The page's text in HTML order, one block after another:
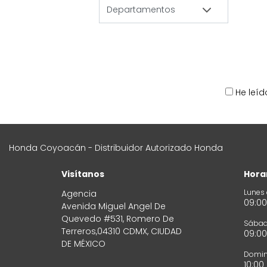
He
Honda Coyoacán - Distribuidor Autorizado Honda
Visítanos
Agencia
Avenida Miguel Angel De
Quevedo #531, Romero De
Terreros,04310 CDMX, CIUDAD
DE MÉXICO